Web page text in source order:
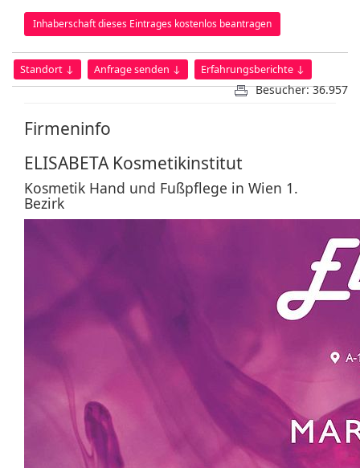
Inhaberschaft dieses Eintrages kostenlos beantragen
Standort ↓ Anfrage senden ↓ Erfahrungsberichte ↓
Besucher: 36.957
Firmeninfo
ELISABETA Kosmetikinstitut
Kosmetik Hand und Fußpflege in Wien 1.
Bezirk